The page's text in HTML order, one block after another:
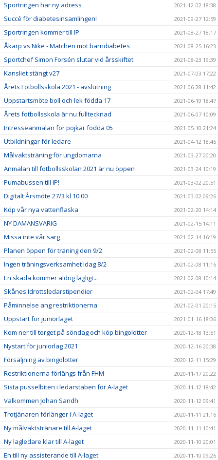
Sportringen har ny adress 2021-12-02 18:38
Succé för diabetesinsamlingen! 2021-09-27 12:59
Sportringen kommer till IP 2021-08-27 18:17
Åkarp vs Nike - Matchen mot barndiabetes 2021-08-25 16:23
Sportchef Simon Forsén slutar vid årsskiftet 2021-08-23 19:39
Kansliet stängt v27 2021-07-03 17:22
Årets Fotbollsskola 2021 - avslutning 2021-06-28 11:42
Uppstartsmöte boll och lek födda 17 2021-06-19 18:47
Årets fotbollsskola är nu fulltecknad 2021-06-07 10:09
Intresseanmälan för pojkar födda 05 2021-05-10 21:24
Utbildningar för ledare 2021-04-12 18:45
Målvaktsträning för ungdomarna 2021-03-27 20:20
Anmälan till fotbollsskolan 2021 är nu öppen 2021-03-24 10:19
Pumabussen till IP! 2021-03-02 20:51
Digitalt Årsmöte 27/3 kl 10 00 2021-03-02 09:26
Köp vår nya vattenflaska 2021-02-20 14:14
NY DAMANSVARIG 2021-02-15 14:11
Missa inte vår sarg 2021-02-14 16:19
Planen öppen för träning den 9/2 2021-02-08 11:55
Ingen träningsverksamhet idag 8/2 2021-02-08 11:16
En skada kommer aldrig lägligt... 2021-02-08 10:14
Skånes Idrottsledarstipendier 2021-02-04 17:49
Påminnelse ang restriktionerna 2021-02-01 20:15
Uppstart för juniorlaget 2021-01-16 18:36
Kom ner till torget på söndag och köp bingolotter 2020-12-18 13:51
Nystart för juniorlag 2021 2020-12-16 20:38
Försäljning av bingolotter 2020-12-11 15:29
Restriktionerna förlängs från FHM 2020-11-17 20:22
Sista pusselbiten i ledarstaben för A-laget 2020-11-12 18:42
Välkommen Johan Sandh 2020-11-12 09:41
Trotjänaren förlänger i A-laget 2020-11-11 21:16
Ny målvaktstränare till A-laget 2020-11-11 10:41
Ny lagledare klar till A-laget 2020-11-10 20:01
En till ny assisterande till A-laget 2020-11-10 09:26